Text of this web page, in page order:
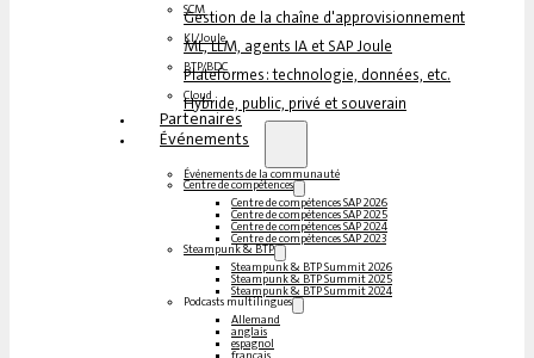
SCM
Gestion de la chaîne d'approvisionnement
KI/Joule
ML, LLM, agents IA et SAP Joule
BTP/BDC
Plateformes : technologie, données, etc.
Cloud
Hybride, public, privé et souverain
Partenaires
Événements
Événements de la communauté
Centre de compétences
Centre de compétences SAP 2026
Centre de compétences SAP 2025
Centre de compétences SAP 2024
Centre de compétences SAP 2023
Steampunk & BTP
Steampunk & BTP Summit 2026
Steampunk & BTP Summit 2025
Steampunk & BTP Summit 2024
Podcasts multilingues
Allemand
anglais
espagnol